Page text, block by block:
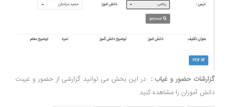
گزارشات حضور و غیاب :در این بخش می توانید گزارشی از حضور و غیبت
دانش آموزان را مشاهده کنید.